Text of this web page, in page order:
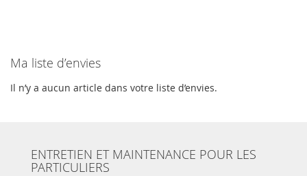
Ma liste d’envies
Il n’y a aucun article dans votre liste d’envies.
ENTRETIEN ET MAINTENANCE POUR LES
PARTICULIERS